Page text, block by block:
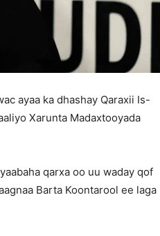
ayaa ka dhashay Qaraxii Is-
Xarunta Madaxtooyada
qarxa oo uu waday qof
Barta Koontarool ee laga